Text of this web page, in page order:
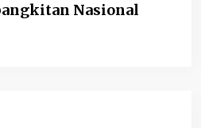
Nasional